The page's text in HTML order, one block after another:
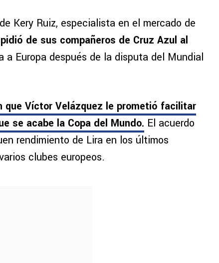
Kery Ruiz, especialista en el mercado de
de sus compañeros de Cruz Azul al
a Europa después de la disputa del Mundial
Víctor Velázquez le prometió facilitar
se acabe la Copa del Mundo. El acuerdo
rendimiento de Lira en los últimos
clubes europeos.